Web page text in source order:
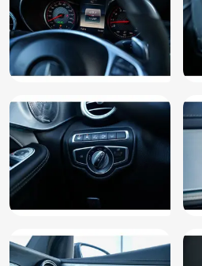
Rijstrooksensor met correctie
Rondomzicht camera
Ruitensproeiers verwarmbaar
Schakelmogelijkheid aan stuurwiel
Schuif/Kantel Dak
Speciale kleur
Spiegel-pakket
Sportonderstel
Sportstoelen
Sportstuur
Spraakbediening
Start/stop systeem